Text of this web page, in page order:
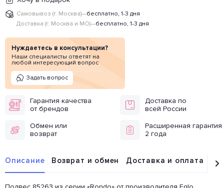
Самовывоз (г. Москва)—бесплатно, 1-3 дня
Доставка (г. Москва и МО)—бесплатно, 1-3 дня
Нуждаетесь в консультации?
Наши специалисты ответят на
любой интересующий вопрос
Задать вопрос
Гарантия качества
от брендов
Доставка по
всей России
Обмен или
возврат
Расширенная гарантия
2 года
Описание Возврат и обмен Доставка и оплата